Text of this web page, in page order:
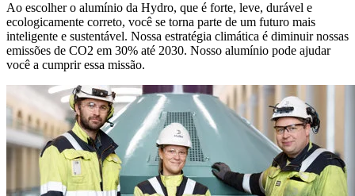
Ao escolher o alumínio da Hydro, que é forte, leve, durável e
ecologicamente correto, você se torna parte de um futuro mais
inteligente e sustentável. Nossa estratégia climática é diminuir nossas
emissões de CO2 em 30% até 2030. Nosso alumínio pode ajudar
você a cumprir essa missão.